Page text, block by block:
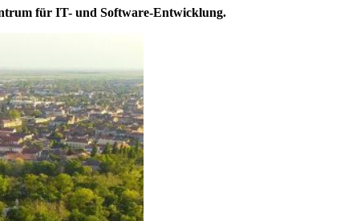
für IT- und Software-Entwicklung.